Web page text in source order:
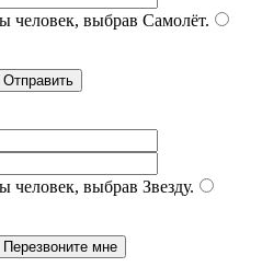
человек, выбрав Самолёт.
человек, выбрав Звезду.